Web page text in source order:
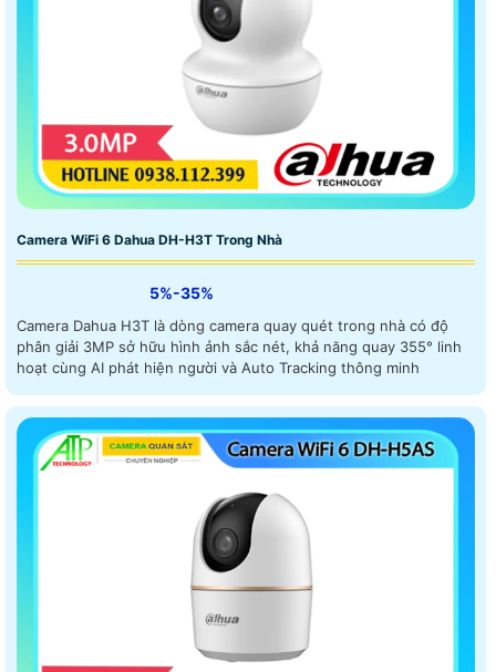
Camera WiFi 6 Dahua DH-H3T Trong Nhà
5%-35%
Camera Dahua H3T là dòng camera quay quét trong nhà có độ
phân giải 3MP sở hữu hình ảnh sắc nét, khả năng quay 355° linh
hoạt cùng AI phát hiện người và Auto Tracking thông minh